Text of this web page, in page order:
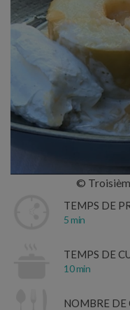
©
TEMPS DE
5 min
TEMPS DE
10 min
NOMBRE DE